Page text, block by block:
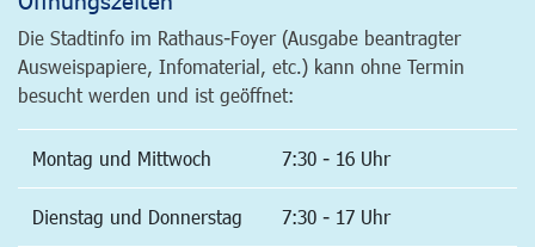
Die Stadtinfo im Rathaus-Foyer (Ausgabe beantragter
Ausweispapiere, Infomaterial, etc.) kann ohne Termin
besucht werden und ist geöffnet:
Montag und Mittwoch 7:30 - 16 Uhr
Dienstag und Donnerstag 7:30 - 17 Uhr